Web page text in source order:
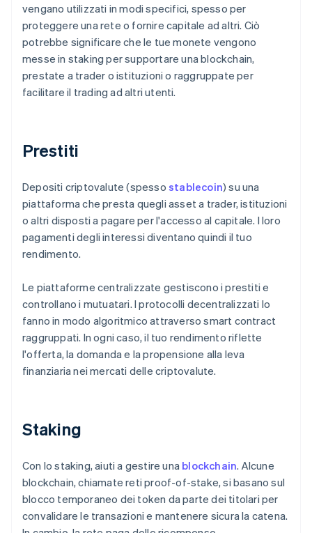
vengano utilizzati in modi specifici, spesso per
proteggere una rete o fornire capitale ad altri. Ciò
potrebbe significare che le tue monete vengono
messe in staking per supportare una blockchain,
prestate a trader o istituzioni o raggruppate per
facilitare il trading ad altri utenti.
Prestiti
Depositi criptovalute (spesso stablecoin) su una
piattaforma che presta quegli asset a trader, istituzioni
o altri disposti a pagare per l'accesso al capitale. I loro
pagamenti degli interessi diventano quindi il tuo
rendimento.
Le piattaforme centralizzate gestiscono i prestiti e
controllano i mutuatari. I protocolli decentralizzati lo
fanno in modo algoritmico attraverso smart contract
raggruppati. In ogni caso, il tuo rendimento riflette
l'offerta, la domanda e la propensione alla leva
finanziaria nei mercati delle criptovalute.
Staking
Con lo staking, aiuti a gestire una blockchain. Alcune
blockchain, chiamate reti proof-of-stake, si basano sul
blocco temporaneo dei token da parte dei titolari per
convalidare le transazioni e mantenere sicura la catena.